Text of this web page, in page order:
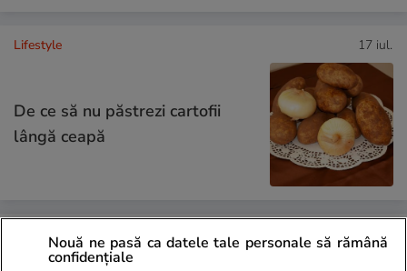
Lifestyle 17 iul.
De ce să nu păstrezi cartofii
lângă ceapă
Lifestyle 20 iul.
Nouă ne pasă ca datele tale personale să rămână
confidențiale